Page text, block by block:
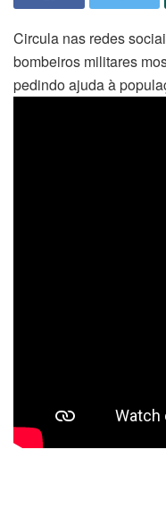
Circula nas redes
bombeiros militares
pedindo ajuda à